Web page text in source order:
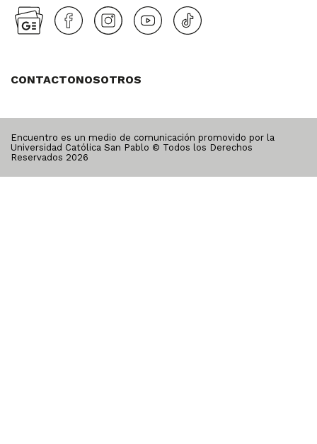
CONTACTONOSOTROS
Encuentro es un medio de comunicación promovido por la
Universidad Católica San Pablo © Todos los Derechos
Reservados 2026